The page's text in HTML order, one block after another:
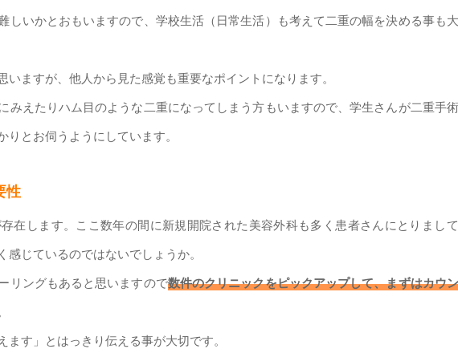
しいかとおもいますので、学校生活（日常生活）も考えて二重の幅を決める事も
ますが、他人から見た感覚も重要なポイントになります。
みえたりハム目のような二重になってしまう方もいますので、学生さんが二重手
とお伺うようにしています。
性
在します。ここ数年の間に新規開院された美容外科も多く患者さんにとりまし
感じているのではないでしょうか。
リングもあると思いますので数件のクリニックをピックアップして、まずはカウ
す」とはっきり伝える事が大切です。